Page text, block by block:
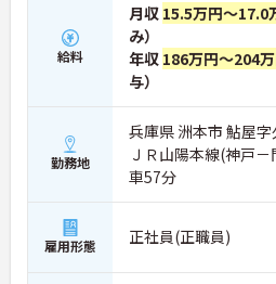
給料
月収 15.5万円～17.0
み）
年収 186万円～204
与）
勤務地
兵庫県 洲本市 鮎屋
ＪＲ山陽本線(神戸
車57分
雇用形態 正社員(正職員)